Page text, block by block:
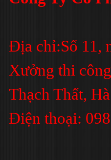
Địa chỉ:Số 11,
Xưởng thi
Thạch Thất,
Điện thoại: